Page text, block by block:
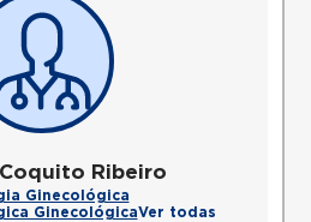
Ribeiro
Ginecológica
GinecológicaVer todas